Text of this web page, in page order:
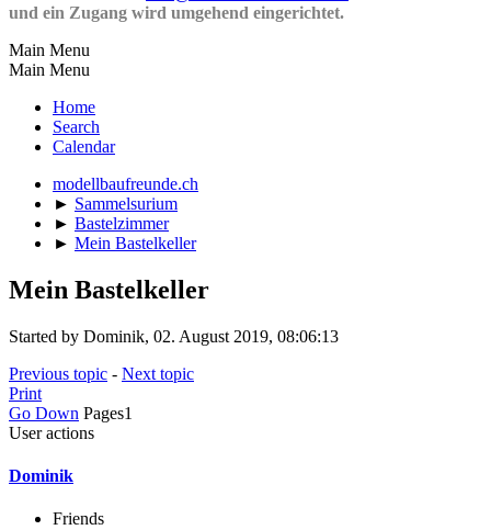
und ein Zugang wird umgehend eingerichtet.
Main Menu
Main Menu
Home
Search
Calendar
modellbaufreunde.ch
► Sammelsurium
► Bastelzimmer
► Mein Bastelkeller
Mein Bastelkeller
Started by Dominik, 02. August 2019, 08:06:13
Previous topic - Next topic
Print
Go Down Pages1
User actions
Dominik
Friends